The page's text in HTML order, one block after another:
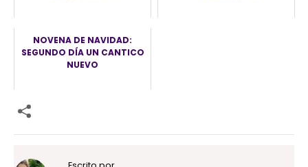
NOVENA DE NAVIDAD:
SEGUNDO DÍA UN CANTICO
NUEVO